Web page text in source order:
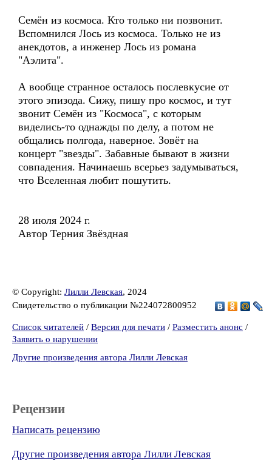
Семён из космоса. Кто только ни позвонит.
Вспомнился Лось из космоса. Только не из
анекдотов, а инженер Лось из романа
"Аэлита".
А вообще странное осталось послевкусие от
этого эпизода. Сижу, пишу про космос, и тут
звонит Семён из "Космоса", с которым
виделись-то однажды по делу, а потом не
общались полгода, наверное. Зовёт на
концерт "звезды". Забавные бывают в жизни
совпадения. Начинаешь всерьез задумываться,
что Вселенная любит пошутить.
28 июля 2024 г.
Автор Терния Звёздная
© Copyright: Лилли Левская, 2024
Свидетельство о публикации №224072800952
Список читателей / Версия для печати / Разместить анонс /
Заявить о нарушении
Другие произведения автора Лилли Левская
Рецензии
Написать рецензию
Другие произведения автора Лилли Левская